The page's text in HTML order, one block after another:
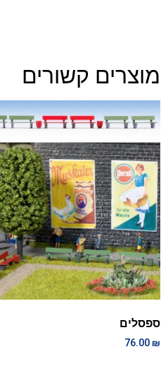
מוצרים קשורים
ספסלים
76.00₪